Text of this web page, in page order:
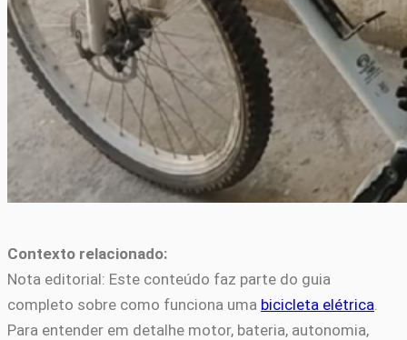
Contexto relacionado:
Nota editorial: Este conteúdo faz parte do guia
completo sobre como funciona uma bicicleta elétrica
Para entender em detalhe motor, bateria, autonomia,